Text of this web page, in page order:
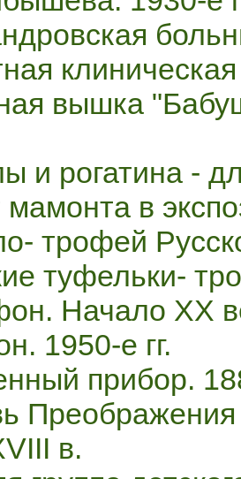
вышка
и рогатина -
мамонта в
трофей
туфельки-
Начало ХХ
1950-е гг.
прибор.
в.